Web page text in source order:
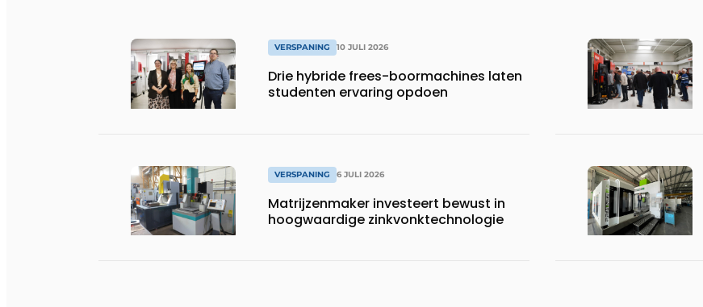
VERSPANING 10 JULI 2026
Drie hybride frees-boormachines laten
studenten ervaring opdoen
VERSPANING 6 JULI 2026
Matrijzenmaker investeert bewust in
hoogwaardige zinkvonktechnologie